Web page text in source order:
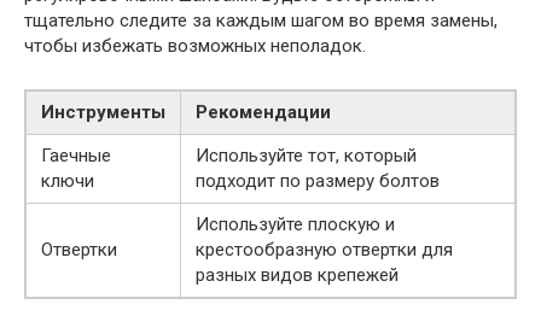
тщательно следите за каждым шагом во время замены,
чтобы избежать возможных неполадок.
Инструменты
Рекомендации
Гаечные
ключи
Используйте тот, который
подходит по размеру болтов
Отвертки
Используйте плоскую и
крестообразную отвертки для
разных видов крепежей